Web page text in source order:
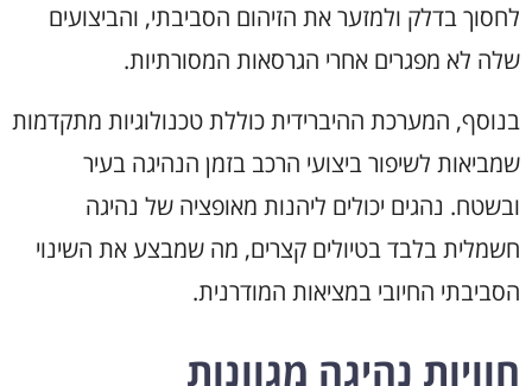
לחסוך בדלק ולמזער את הזיהום הסביבתי, והביצועים
שלה לא מפגרים אחרי הגרסאות המסורתיות.
בנוסף, המערכת ההיברידית כוללת טכנולוגיות מתקדמות
שמביאות לשיפור ביצועי הרכב בזמן הנהיגה בעיר
ובשטח. נהגים יכולים ליהנות מאופציה של נהיגה
חשמלית בלבד בטיולים קצרים, מה שמבצע את השינוי
הסביבתי החיובי במציאות המודרנית.
חוויות נהיגה מגוונות